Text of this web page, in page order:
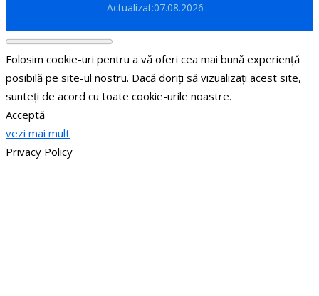
Actualizat:07.08.2026
Folosim cookie-uri pentru a vă oferi cea mai bună experiență
posibilă pe site-ul nostru. Dacă doriți să vizualizați acest site,
sunteți de acord cu toate cookie-urile noastre.
Acceptă
vezi mai mult
Privacy Policy